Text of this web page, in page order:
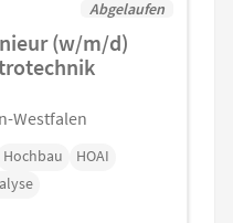
Abgelaufen
(w/m/d)
Westfalen
Hochbau
HOAI